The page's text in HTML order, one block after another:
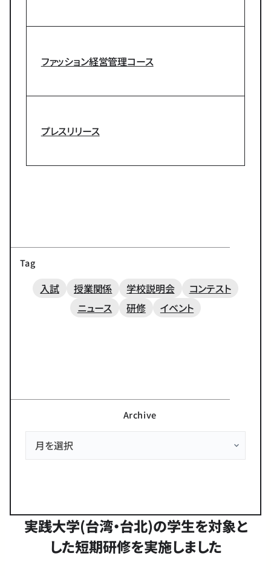
ファッション経営管理コース
プレスリリース
Tag
入試 授業関係 学校説明会
コンテスト
ニュース
研修 イベント
Archive
実践大学(台湾・台北)の学生を対象と
した短期研修を実施しました